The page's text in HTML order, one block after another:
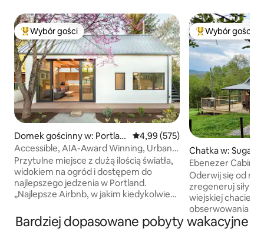
Najpopularniejsze z kategorii Wybór gości
Wybór gości
Domek gościnny w: Portlan
d
Średnia ocena: 4,99 na 5, liczba
4,99 (575)
Accessible, AIA-Award Winning, Urban
Garden Oasis
Przytulne miejsce z dużą ilością światła,
widokiem na ogród i dostępem do
najlepszego jedzenia w Portland.
„Najlepsze Airbnb, w jakim kiedykolwiek
Nagroda American Institute of
Architects dla projektanta Webstera
Wybór gości
Chatka w: Sugar
Ebenezer Cabin –
z hydromasażem
Widoki
Oderwij się od
zregeneruj siły i
wiejskiej chacie z
obserwowania ptaków. ★
stylowa,
Bardziej dopasowane pobyty wakacyjne